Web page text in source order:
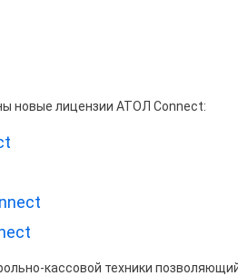
новые лицензии АТОЛ Connect:
кассовой техники